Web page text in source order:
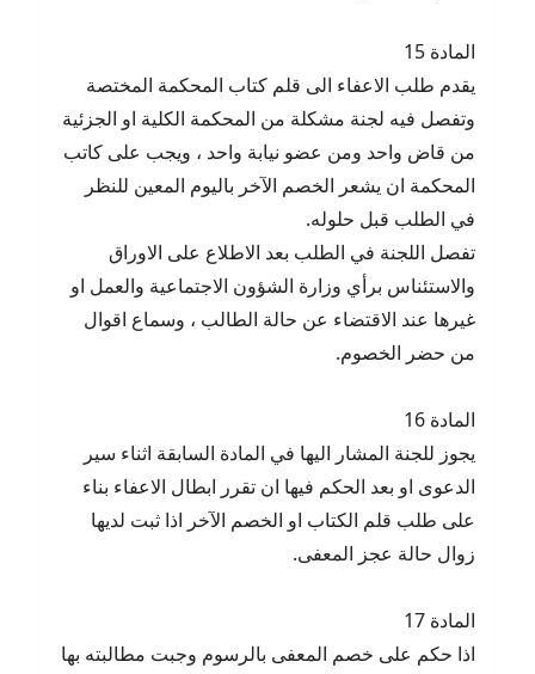
المادة 15
يقدم طلب الاعفاء الى قلم كتاب المحكمة المختصة
وتفصل فيه لجنة مشكلة من المحكمة الكلية او الجزئية
من قاض واحد ومن عضو نيابة واحد ، ويجب على كاتب
المحكمة ان يشعر الخصم الآخر باليوم المعين للنظر
في الطلب قبل حلوله.
تفصل اللجنة في الطلب بعد الاطلاع على الاوراق
والاستئناس برأي وزارة الشؤون الاجتماعية والعمل او
غيرها عند الاقتضاء عن حالة الطالب ، وسماع اقوال
من حضر الخصوم.
المادة 16
يجوز للجنة المشار اليها في المادة السابقة اثناء سير
الدعوى او بعد الحكم فيها ان تقرر ابطال الاعفاء بناء
على طلب قلم الكتاب او الخصم الآخر اذا ثبت لديها
زوال حالة عجز المعفى.
المادة 17
اذا حكم على خصم المعفى بالرسوم وجبت مطالبته بها